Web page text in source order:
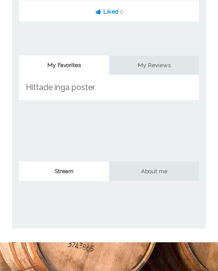
Liked 0
My Favorites My Reviews
Hittade inga poster
Stream About me